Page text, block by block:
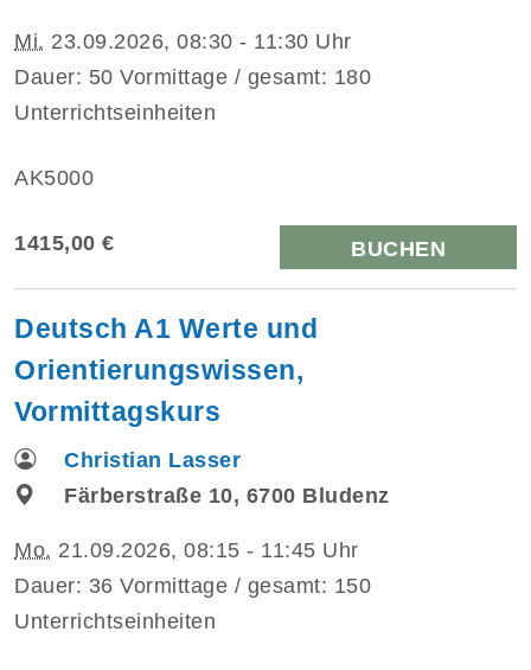
Mi. 23.09.2026, 08:30 - 11:30 Uhr
Dauer: 50 Vormittage / gesamt: 180
Unterrichtseinheiten
AK5000
1415,00 € BUCHEN
Deutsch A1 Werte und
Orientierungswissen,
Vormittagskurs
Christian Lasser
Färberstraße 10, 6700 Bludenz
Mo. 21.09.2026, 08:15 - 11:45 Uhr
Dauer: 36 Vormittage / gesamt: 150
Unterrichtseinheiten